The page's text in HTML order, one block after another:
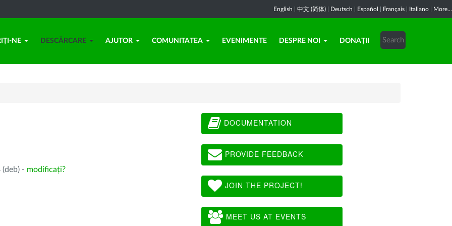
English 中文 (简体) Deutsch Español Français Italiano More...
NE DESCĂRCARE AJUTOR COMUNITATEA EVENIMENTE DESPRE NOI DONAȚII
- modificați?
DOCUMENTATION
PROVIDE FEEDBACK
JOIN THE PROJECT!
MEET US AT EVENTS